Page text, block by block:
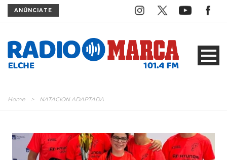
ANÚNCIATE
Home > NATACION ADAPTADA